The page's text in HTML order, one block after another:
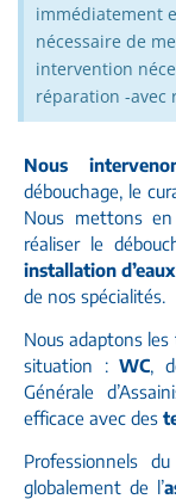
immédiatement
nécessaire de
intervention
réparation -avec
Nous
débouchage, le
Nous mettons
réaliser le
installation
de nos spécialités.
Nous adaptons
situation : WC,
Générale
efficace avec des
Professionnels
globalement de l’